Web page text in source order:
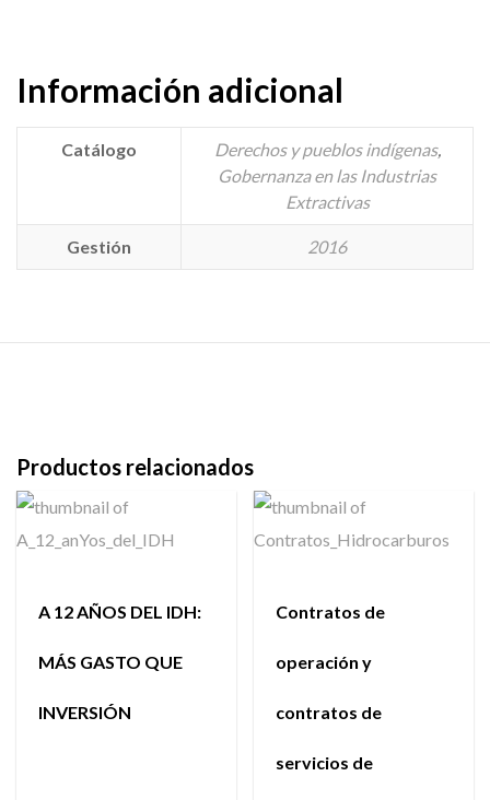
Información adicional
Catálogo Derechos y pueblos indígenas,
Gobernanza en las Industrias
Extractivas
Gestión 2016
Productos relacionados
A 12 AÑOS DEL IDH:
MÁS GASTO QUE
INVERSIÓN
Contratos de
operación y
contratos de
servicios de